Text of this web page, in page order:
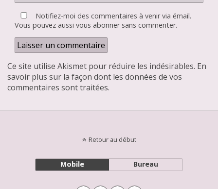
Notifiez-moi des commentaires à venir via émail.
Vous pouvez aussi vous abonnersans commenter.
Ce site utilise Akismet pour réduire les indésirables. En
savoir plus sur la façon dont les données de vos
commentaires sont traitées.
Retour au début
Mobile Bureau